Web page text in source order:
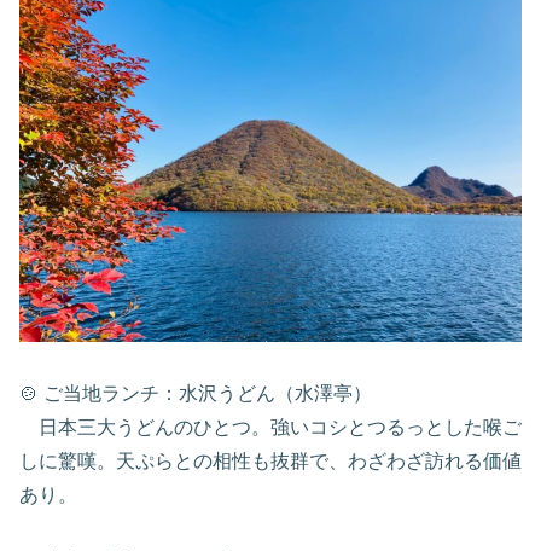
🍲 ご当地ランチ：水沢うどん（水澤亭）
日本三大うどんのひとつ。強いコシとつるっとした喉ご
しに驚嘆。天ぷらとの相性も抜群で、わざわざ訪れる価値
あり。